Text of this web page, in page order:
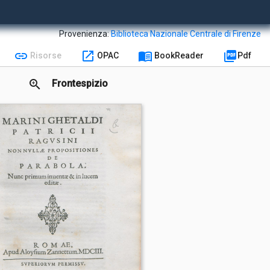
Provenienza:Biblioteca Nazionale Centrale di Firenze
link Risorse open_in_new OPAC menu_book BookReader picture_as_pdf Pdf
zoom_in Frontespizio